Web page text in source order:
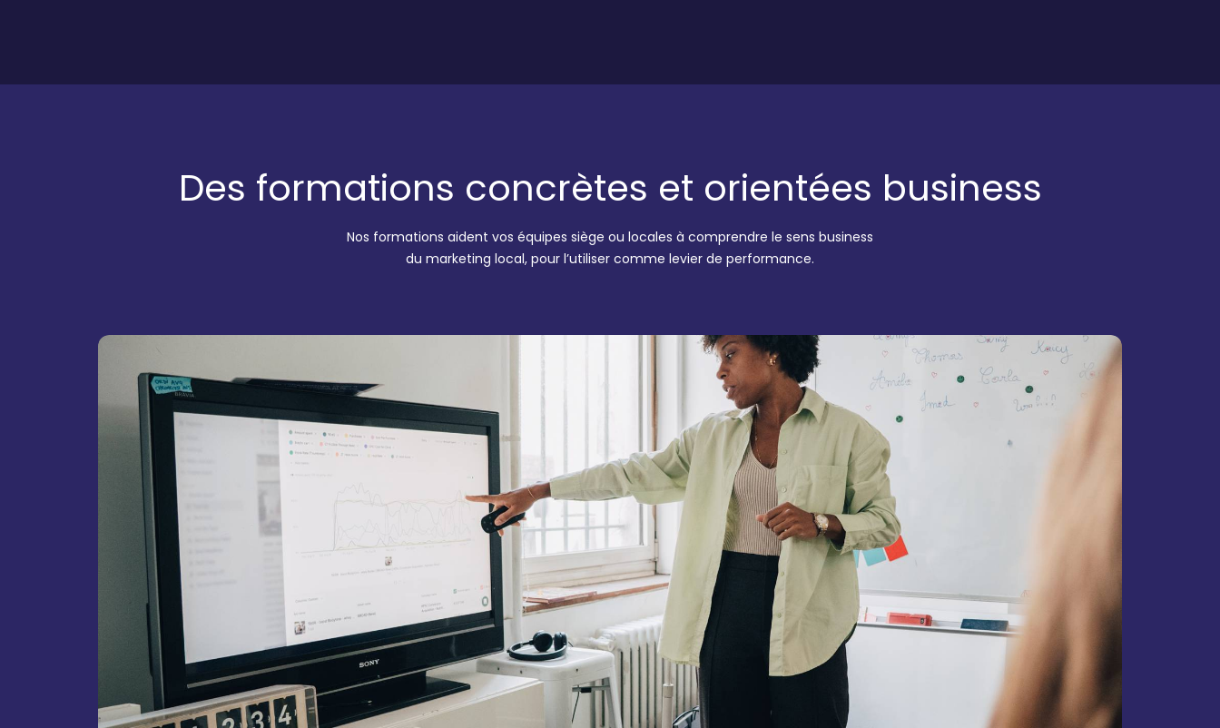
Des formations concrètes et orientées business
Nos formations aident vos équipes siège ou locales à comprendre le sens business
du marketing local, pour l’utiliser comme levier de performance.